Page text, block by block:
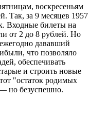
воскресеньям
Так, за 9 месяцев 1957
Входные билеты на
от 2 до 8 рублей. Но
дававший
что позволяло
обеспечивать
и строить новые
"остаток родимых
но безуспешно.